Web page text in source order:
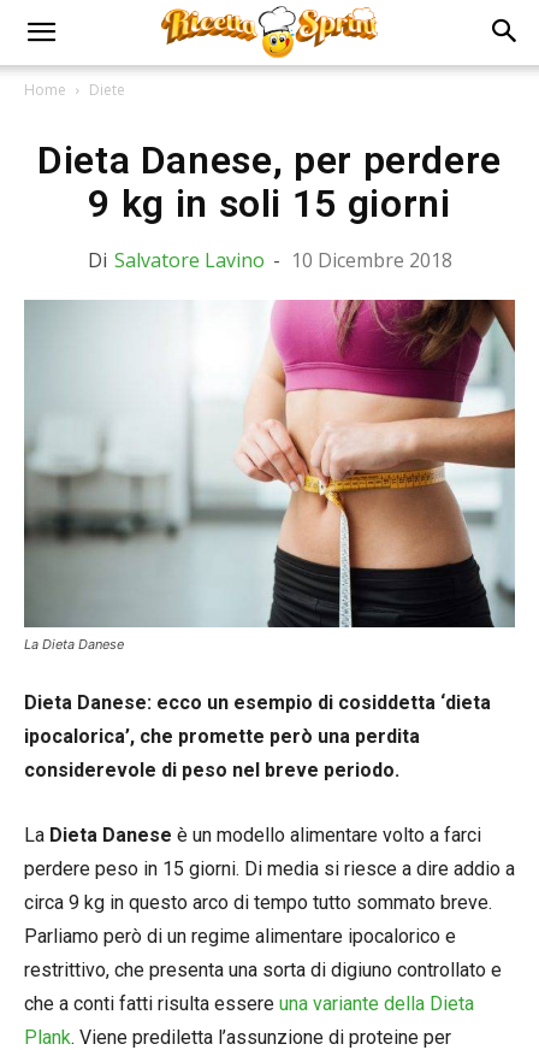
Home Diete
Dieta Danese, per perdere
9 kg in soli 15 giorni
Di Salvatore Lavino - 10 Dicembre 2018
La Dieta Danese
Dieta Danese: ecco un esempio di cosiddetta ‘dieta
ipocalorica’, che promette però una perdita
considerevole di peso nel breve periodo.
La Dieta Danese è un modello alimentare volto a farci
perdere peso in 15 giorni. Di media si riesce a dire addio a
circa 9 kg in questo arco di tempo tutto sommato breve.
Parliamo però di un regime alimentare ipocalorico e
restrittivo, che presenta una sorta di digiuno controllato e
che a conti fatti risulta essere una variante della Dieta
Plank. Viene prediletta l’assunzione di proteine per